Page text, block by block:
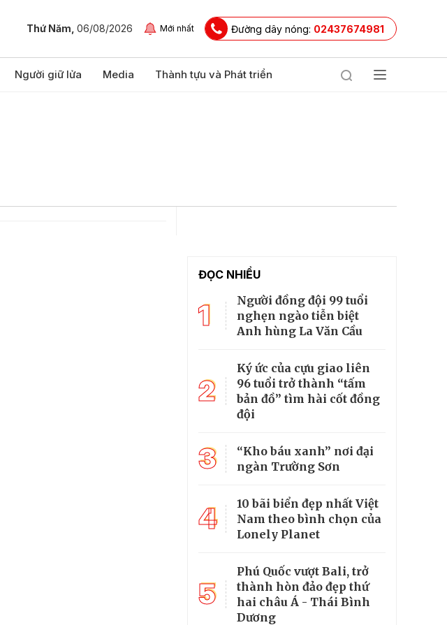
Thứ Năm, 06/08/2026 Mới nhất Đường dây nóng: 02437674981
Người giữ lửa Media Thành tựu và Phát triển
ĐỌC NHIỀU
1
Người đồng đội 99 tuổi
nghẹn ngào tiễn biệt
Anh hùng La Văn Cầu
2
Ký ức của cựu giao liên
96 tuổi trở thành “tấm
bản đồ” tìm hài cốt đồng
đội
3
“Kho báu xanh” nơi đại
ngàn Trường Sơn
4
10 bãi biển đẹp nhất Việt
Nam theo bình chọn của
Lonely Planet
5
Phú Quốc vượt Bali, trở
thành hòn đảo đẹp thứ
hai châu Á - Thái Bình
Dương